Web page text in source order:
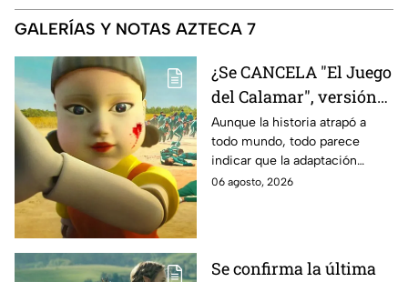
GALERÍAS Y NOTAS AZTECA 7
¿Se CANCELA "El Juego
del Calamar", versión
Estados Unidos? Esto
es lo que se sabe al
momento
Aunque la historia atrapó a
todo mundo, todo parece
indicar que la adaptación
podría ser cancelada:
06 agosto, 2026
Se confirma la última